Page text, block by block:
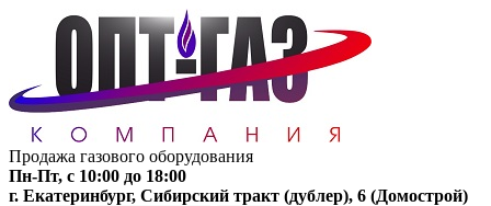
Продажа газового оборудования
Пн-Пт, с 10:00 до 18:00
г. Екатеринбург, Сибирский тракт (дублер), 6 (Домострой)